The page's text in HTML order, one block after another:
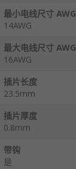
最小电线尺寸 AWG
14AWG
最大电线尺寸 AWG
16AWG
插片长度
23.5mm
插片厚度
0.8mm
带钩
是